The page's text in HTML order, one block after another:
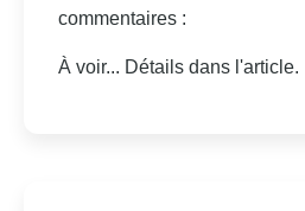
commentaires :
À voir... Détails dans l'article.